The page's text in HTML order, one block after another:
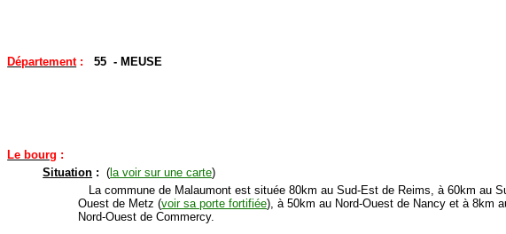
Département : 55 - MEUSE
Le bourg :
Situation : ( la voir sur une carte)
La commune de Malaumont est située 80km au Sud-Est de Reims, à 60km au
Ouest de Metz (voir sa porte fortifiée), à 50km au Nord-Ouest de Nancy et à 8km
Nord-Ouest de Commercy.